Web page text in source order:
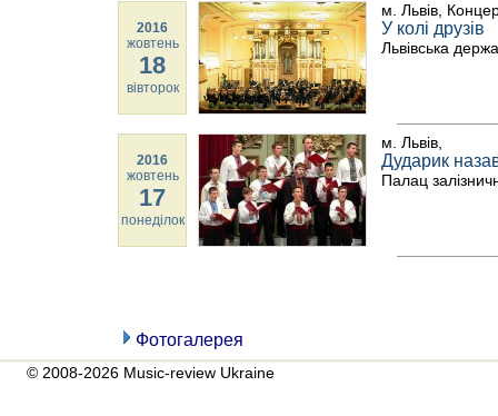
2016
жовтень
18
вівторок
м. Львів,
У колі друзів
Львівська
2016
жовтень
17
понеділок
м. Львів,
Дударик
Палац
Фотогалерея
© 2008-2026 Music-review Ukraine